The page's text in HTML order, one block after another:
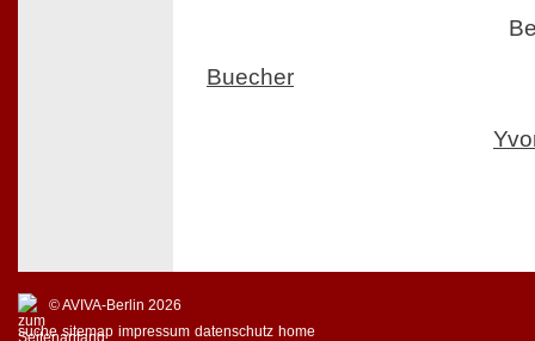
Buecher
© AVIVA-Berlin 2026
suche sitemap impressum datenschutz home